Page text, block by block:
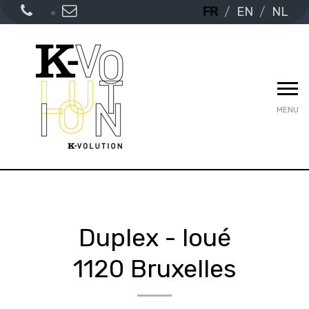
FR EN NL
MENU
Duplex - loué
1120 Bruxelles